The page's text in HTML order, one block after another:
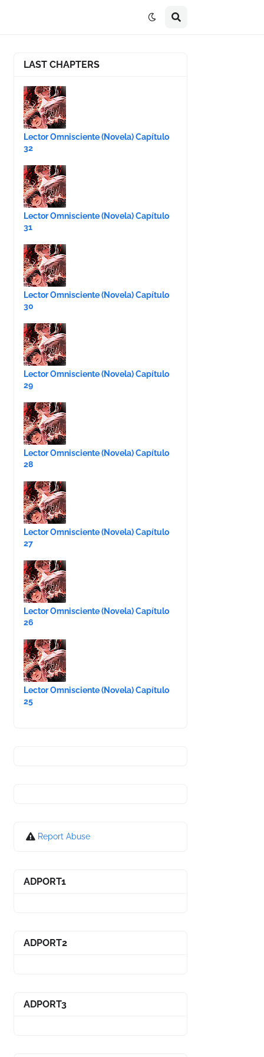
LAST CHAPTERS
Lector Omnisciente (Novela) Capítulo
32
Lector Omnisciente (Novela) Capítulo
31
Lector Omnisciente (Novela) Capítulo
30
Lector Omnisciente (Novela) Capítulo
29
Lector Omnisciente (Novela) Capítulo
28
Lector Omnisciente (Novela) Capítulo
27
Lector Omnisciente (Novela) Capítulo
26
Lector Omnisciente (Novela) Capítulo
25
Report Abuse
ADPORT1
ADPORT2
ADPORT3